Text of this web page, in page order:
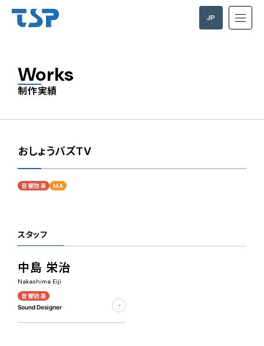
JP
Works
制作実績
おしょうバズTV
音響効果 MA
スタッフ
中島 栄治
Nakashima Eiji
音響効果
Sound Designer